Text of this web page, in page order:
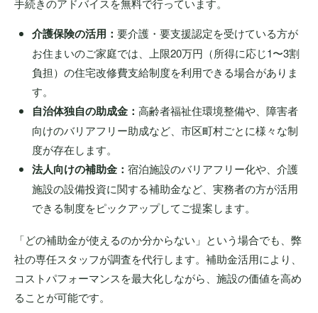
手続きのアドバイスを無料で行っています。
介護保険の活用： 要介護・要支援認定を受けている方が
お住まいのご家庭では、上限20万円（所得に応じ1〜3割
負担）の住宅改修費支給制度を利用できる場合がありま
す。
自治体独自の助成金： 高齢者福祉住環境整備や、障害者
向けのバリアフリー助成など、市区町村ごとに様々な制
度が存在します。
法人向けの補助金： 宿泊施設のバリアフリー化や、介護
施設の設備投資に関する補助金など、実務者の方が活用
できる制度をピックアップしてご提案します。
「どの補助金が使えるのか分からない」という場合でも、弊
社の専任スタッフが調査を代行します。補助金活用により、
コストパフォーマンスを最大化しながら、施設の価値を高め
ることが可能です。